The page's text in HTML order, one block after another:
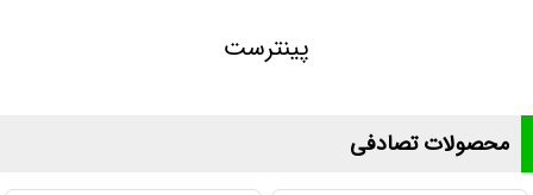
پینترست
محصولات تصادفی